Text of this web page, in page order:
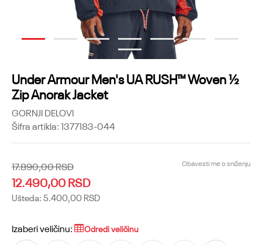
1 2 3 4 5 6
7
8
Under Armour Men's UA RUSH™ Woven ½
Zip Anorak Jacket
GORNJI DELOVI
Šifra artikla:1377183-044
17.890,00RSD
12.490,00RSD
Ušteda: 5.400,00 RSD
Obavesti me o sniženju
Izaberi veličinu: Odredi veličinu